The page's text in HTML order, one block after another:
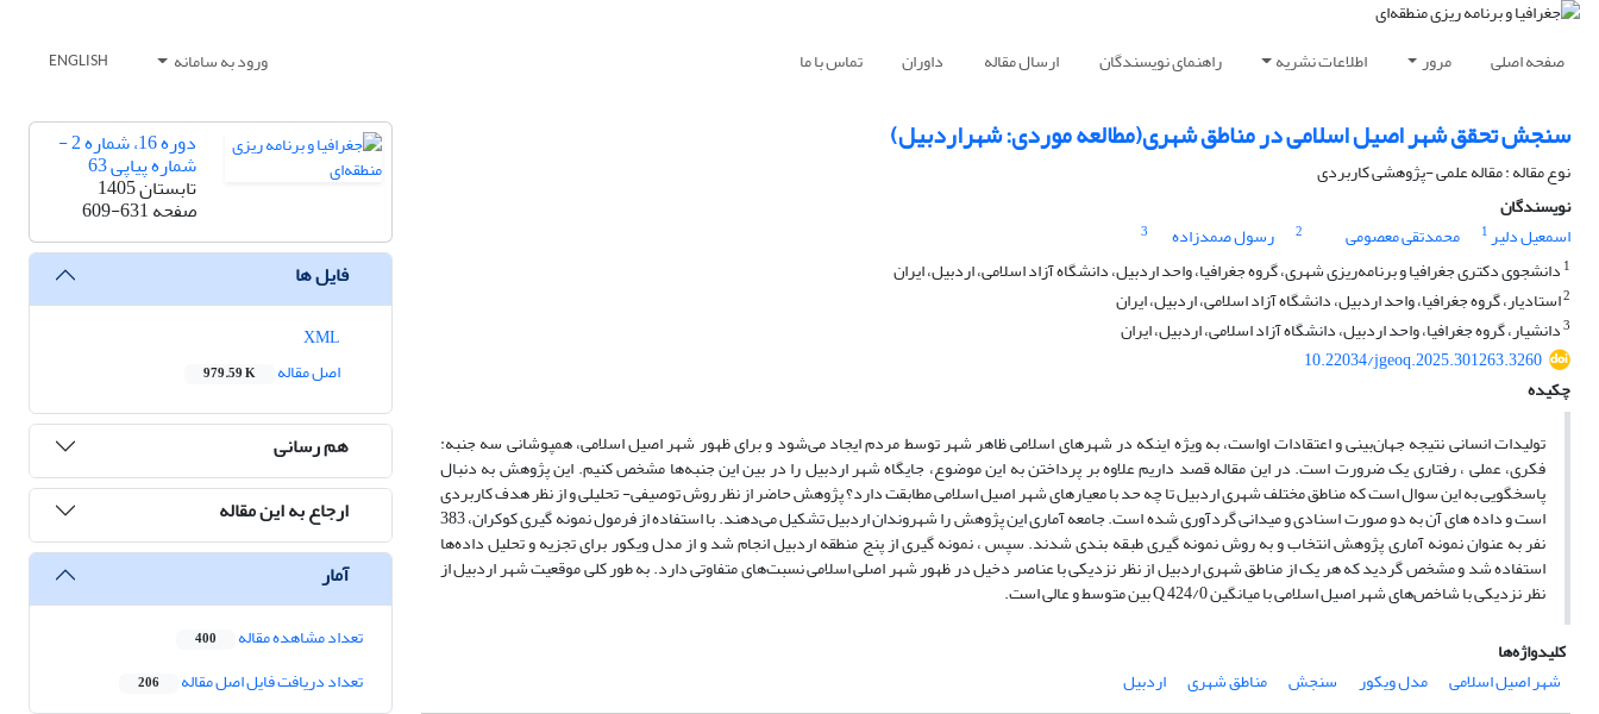
صفحه اصلی مرور اطلاعات نشریه راهنمای نویسندگان ارسال مقاله داوران تماس با ما ورود به سامانه ENGLISH
سنجش تحقق شهر اصیل اسلامی در مناطق شهری(مطالعه موردی: شهراردبیل)
نوع مقاله : مقاله علمی -پژوهشی کاربردی
نویسندگان
اسمعیل دلیر1 محمدتقی معصومی 2 رسول صمدزاده
3
1 دانشجوی دکتری جغرافیا و برنامه‌ریزی شهری، گروه جغرافیا، واحد اردبیل، دانشگاه آزاد اسلامی، اردبیل، ایران
2استادیار، گروه جغرافیا، واحد اردبیل، دانشگاه آزاد اسلامی، اردبیل، ایران
3دانشیار، گروه جغرافیا، واحد اردبیل، دانشگاه آزاد اسلامی، اردبیل، ایران
10.22034/jgeoq.2025.301263.3260
چکیده
تولیدات انسانی نتیجه جهان‌بینی و اعتقادات اواست، به ویژه اینکه در شهرهای اسلامی ظاهر شهر توسط مردم ایجاد می‌شود و برای ظهور شهر اصیل ‌اسلامی، همپوشانی سه جنبه:
فکری، عملی ، رفتاری یک ضرورت است. در این مقاله قصد داریم علاوه بر پرداختن به این موضوع، جایگاه شهر اردبیل را در بین این جنبه‌ها مشخص کنیم. این پژوهش به دنبال
پاسخگویی به این سوال است که مناطق مختلف شهری اردبیل تا چه حد با معیارهای شهر اصیل اسلامی مطابقت دارد؟ پژوهش حاضر از نظر روش توصیفی- تحلیلی و از نظر هدف کاربردی
است و داده های آن به دو صورت اسنادی و میدانی گردآوری شده است. جامعه آماری این پژوهش را شهروندان اردبیل تشکیل می‌دهند. با استفاده از فرمول نمونه گیری کوکران، 383
نفر به عنوان نمونه آماری پژوهش انتخاب و به روش نمونه گیری طبقه بندی شدند. سپس ، نمونه گیری از پنج منطقه اردبیل انجام شد و از مدل ویکور برای تجزیه و تحلیل داده‌ها
استفاده شد و مشخص گردید که هر یک از مناطق شهری اردبیل از نظر نزدیکی با عناصر دخیل در ظهور شهر اصلی اسلامی نسبت‌های متفاوتی دارد. به طور کلی موقعیت شهر اردبیل از
نظر نزدیکی با شاخص‌های شهر اصیل اسلامی با میانگین 424/0 Q بین متوسط و عالی است.
کلیدواژه‌ها
شهر اصیل اسلامی
مدل ویکور سنجش مناطق شهری اردبیل
دوره 16، شماره 2 -
شماره پیاپی 63
تابستان 1405
صفحه609-631
فایل ها
اصل مقاله
979.59 K
هم رسانی
ارجاع به این مقاله
آمار
تعداد مشاهده مقاله 400
تعداد دریافت فایل اصل مقاله 206